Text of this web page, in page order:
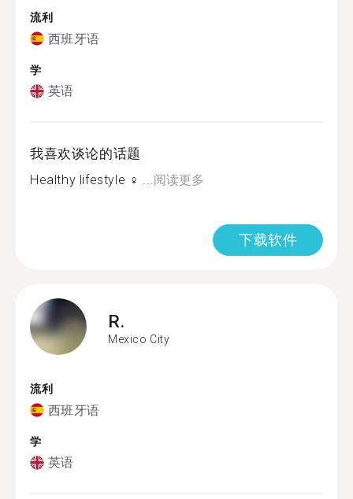
流利
西班牙语
学
英语
我喜欢谈论的话题
Healthy lifestyle ‍♀️ ...阅读更多
下载软件
R.
Mexico City
流利
西班牙语
学
英语